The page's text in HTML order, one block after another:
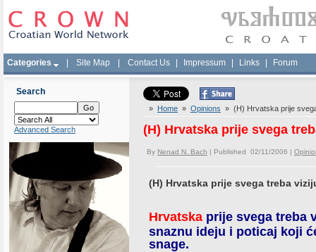
Categories Site Map Contact Us Impressum Links Forum
Search
Advanced Search
» Home » Opinions » (H) Hrvatska prije
(H) Hrvatska prije svega
By Nenad N. Bach | Published 02/11/2006 |
(H) Hrvatska prije svega treba
Hrvatska prije svega treba
snaznu ideju i poticaj koji
snage.